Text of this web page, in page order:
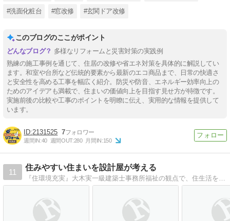
#洗面化粧台 #窓改修 #玄関ドア改修
このブログのここがポイント
多様なリフォームと災害対策の実践例
熟練の施工事例を通じて、住居の改修や省エネ対策を具体的に解説してい
ます。和室や台所など伝統的要素から最新のエコ商品まで、日常の快適さ
と安全性を高める工事を幅広く紹介。防災や防音、エネルギー効率向上の
ためのアイデアも満載で、住まいの価値向上を目指す見せ方が特徴です。
実施前後の比較や工事のポイントを明瞭に伝え、実用的な情報を提供して
います。
2131525 7
週間IN:40 週間OUT:280 月間IN:150
11
住みやすい住まいを設計屋が考える